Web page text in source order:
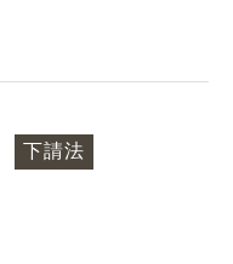
下請法